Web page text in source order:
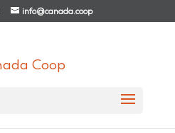
info@canada.coop